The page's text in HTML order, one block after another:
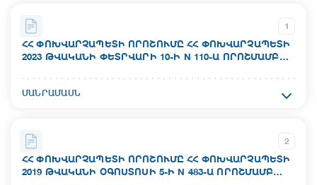
1
ՀՀ ՓՈԽՎԱՐՉԱՊԵՏԻ ՈՐՈՇՈՒՄԸ ՀՀ ՓՈԽՎԱՐՉԱՊԵՏԻ
2023 ԹՎԱԿԱՆԻ ՓԵՏՐՎԱՐԻ 10-Ի N 110-Ա ՈՐՈՇՄԱՄԲ
N 1
N 480-Ա
06.08.2026
Ուժի մեջ մտնելու ամսաթիվ`
ՄԱՆՐԱՄԱՍՆ
2
ՀՀ ՓՈԽՎԱՐՉԱՊԵՏԻ ՈՐՈՇՈՒՄԸ ՀՀ ՓՈԽՎԱՐՉԱՊԵՏԻ
2019 ԹՎԱԿԱՆԻ ՕԳՈՍՏՈՍԻ 5-Ի N 483-Ա ՈՐՈՇՄԱՄԲ